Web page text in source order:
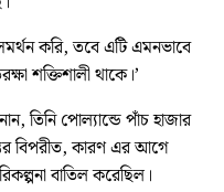
করি, তবে এটি এমনভাবে
শক্তিশালী থাকে।’
তিনি পোল্যান্ডে পাঁচ হাজার
বিপরীত, কারণ এর আগে
বাতিল করেছিল।